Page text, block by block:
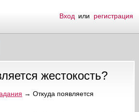
Вход или регистрация
жестокость?
→ Откуда появляется